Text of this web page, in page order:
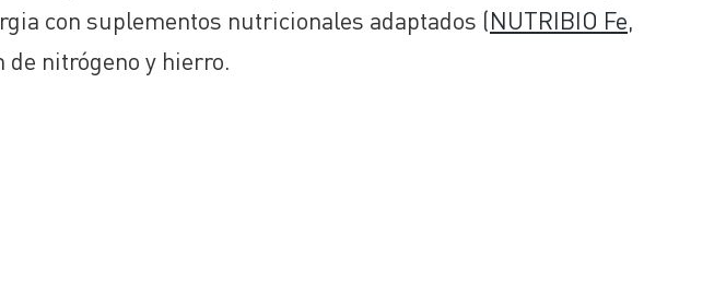
con suplementos nutricionales adaptados (NUTRIBIO Fe,
nitrógeno y hierro.